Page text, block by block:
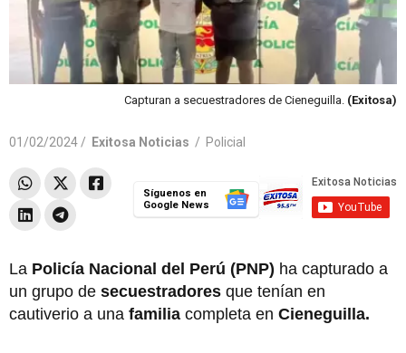
Capturan a secuestradores de Cieneguilla. (Exitosa)
01/02/2024 / Exitosa Noticias / Policial
Síguenos en
Google News
La Policía Nacional del Perú (PNP) ha capturado a
un grupo de secuestradores que tenían en
cautiverio a una familia completa en Cieneguilla.